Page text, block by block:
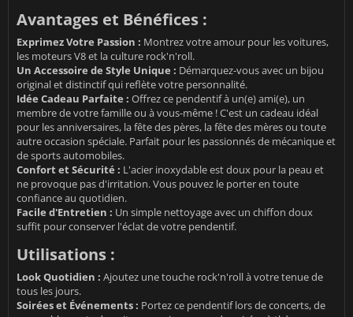
Avantages et Bénéfices :
Exprimez Votre Passion : Montrez votre amour pour les voitures,
les moteurs V8 et la culture rock'n'roll.
Un Accessoire de Style Unique : Démarquez-vous avec un bijou
original et distinctif qui reflète votre personnalité.
Idée Cadeau Parfaite : Offrez ce pendentif à un(e) ami(e), un
membre de votre famille ou à vous-même ! C'est un cadeau idéal
pour les anniversaires, la fête des pères, la fête des mères ou toute
autre occasion spéciale. Parfait pour les passionnés de mécanique et
de sports automobiles.
Confort et Sécurité : L'acier inoxydable est doux pour la peau et
ne provoque pas d'irritation. Vous pouvez le porter en toute
confiance au quotidien.
Facile d'Entretien : Un simple nettoyage avec un chiffon doux
suffit pour conserver l'éclat de votre pendentif.
Utilisations :
Look Quotidien : Ajoutez une touche rock'n'roll à votre tenue de
tous les jours.
Soirées et Événements : Portez ce pendentif lors de concerts, de